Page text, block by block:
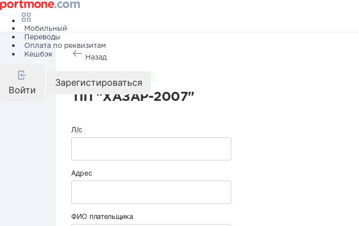
Мобильный
Переводы
Оплата по реквизитам
Кешбэк
Войти
Зарегистироваться
Назад
ПП "ХАЗАР-2007"
Л/с
Адрес
ФИО плательщика